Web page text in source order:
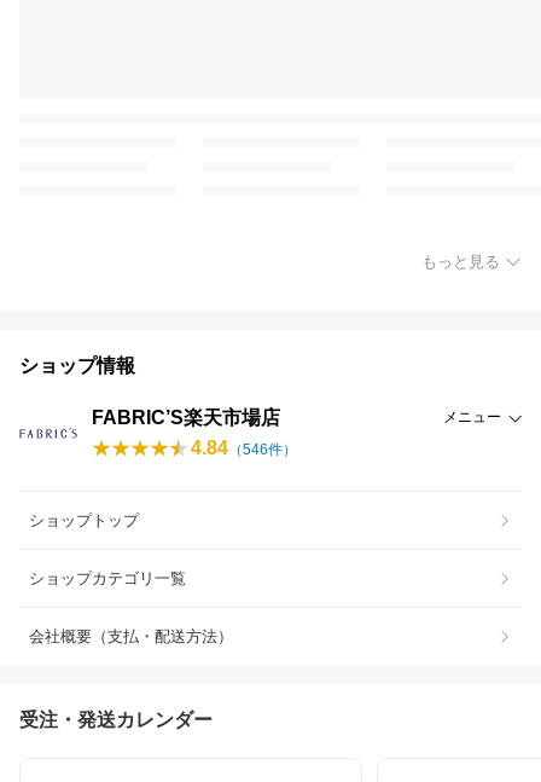
もっと見る
ショップ情報
FABRIC’S楽天市場店 メニュー
4.84 （546件）
ショップトップ
ショップカテゴリ一覧
会社概要（支払・配送方法）
受注・発送カレンダー